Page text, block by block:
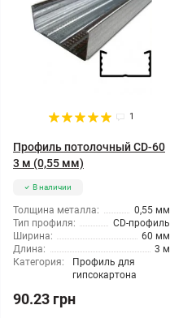
1
Профиль потолочный CD-60
3 м (0,55 мм)
В наличии
Толщина металла:
0,55 мм
Тип профиля:
CD-профиль
Ширина:
60 мм
Длина:
3 м
Категория:
Профиль для
гипсокартона
90.23 грн